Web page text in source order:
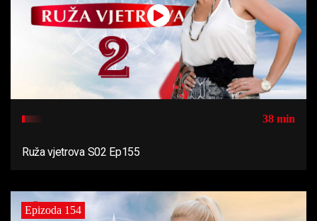
38 min
Ruža vjetrova S02 Ep155
Epizoda 154